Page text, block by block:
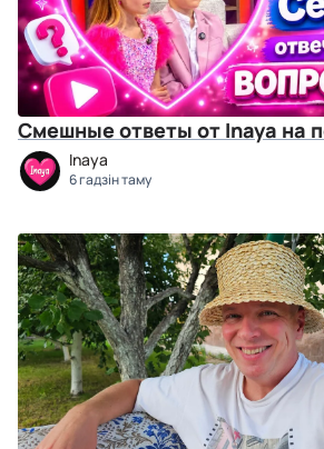
Смешные ответы от Inaya на
Inaya
6 гадзін таму